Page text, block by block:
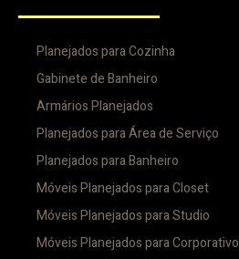
Planejados para Cozinha
Gabinete de Banheiro
Armários Planejados
Planejados para Área de Serviço
Planejados para Banheiro
Móveis Planejados para Closet
Móveis Planejados para Studio
Móveis Planejados para Corporativo